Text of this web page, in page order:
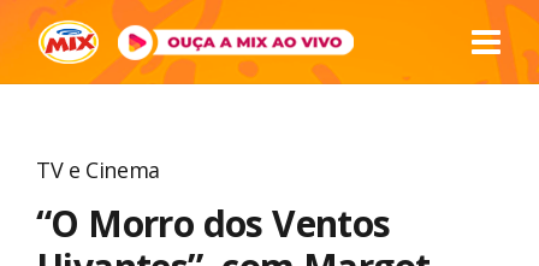
TV e Cinema
“O Morro dos Ventos